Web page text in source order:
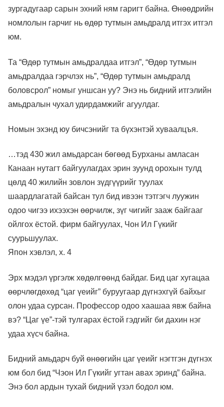
зургадугаар сарын эхний ням гаригт байна. Өнөөдрийн
номлолын гарчиг нь өдөр тутмын амьдралд итгэх итгэл
юм.
Та “Өдөр тутмын амьдралдаа итгэл”, “Өдөр тутмын
амьдралдаа гэрчлэх нь”, “Өдөр тутмын амьдралд
боловсрол” номыг уншсан уу? Энэ нь бидний итгэлийн
амьдралын чухал удирдамжийг агуулдаг.
Номын эхэнд юу бичсэнийг та бүхэнтэй хуваалцъя.
…тэд 430 жил амьдарсан бөгөөд Бурханы амласан
Канаан нутагт байгуулагдах эрин зуунд орохын тулд
цөлд 40 жилийн зовлон зүдгүүрийг туулах
шаардлагатай байсан тул бид ивээн тэтгэгч луужин
одоо чигээ ихээхэн өөрчилж, зүг чигийг зааж байгааг
ойлгох ёстой. фирм байгуулах, Чон Ил Гүкийг
суурьшуулах.
Япон хэвлэл, х. 4
Эрх мэдэл үргэлж хөдөлгөөнд байдаг. Бид цаг хугацаа
өөрчлөгдөхөд “цаг үеийг” буруугаар дүгнэхгүй байхыг
олон удаа сурсан. Профессор одоо хаашаа явж байна
вэ? “Цаг үе”-тэй тулгарах ёстой гэдгийг би дахин нэг
удаа хүсч байна.
Бидний амьдарч буй өнөөгийн цаг үеийг нэгтгэн дүгнэх
юм бол бид “Чэон Ил Гүкийг угтан авах эринд” байна.
Энэ бол ардын тухай бидний үзэл бодол юм.